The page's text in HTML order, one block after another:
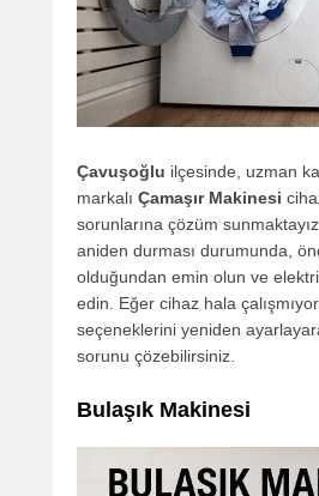
Çavuşoğlu ilçesinde, uzman
markalı Çamaşır Makinesi
sorunlarına çözüm
aniden durması durumunda,
olduğundan emin olun ve
edin. Eğer cihaz hala
seçeneklerini yeniden
sorunu çözebilirsiniz.
Bulaşık Makinesi